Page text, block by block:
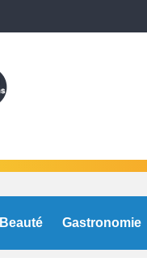
Gastronomie